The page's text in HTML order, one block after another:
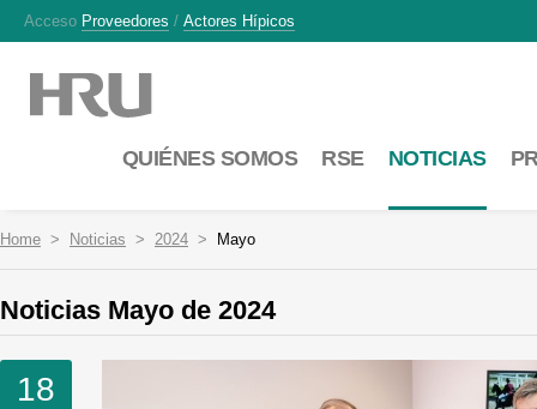
Acceso Proveedores / Actores Hípicos
QUIÉNES SOMOS RSE NOTICIAS
Home Noticias 2024 Mayo
Noticias Mayo de 2024
18